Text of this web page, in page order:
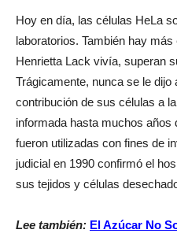
Hoy en día, las células HeLa
laboratorios. También hay
Henrietta Lack vivía, superan
Trágicamente, nunca se le
contribución de sus células a
informada hasta muchos años
fueron utilizadas con fines de
judicial en 1990 confirmó el
sus tejidos y células
Lee también: El Azúcar No